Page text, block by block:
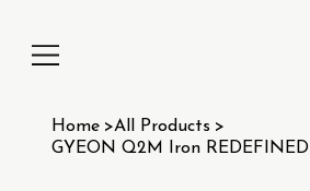
Home >All Products >
GYEON Q2M Iron REDEFINED